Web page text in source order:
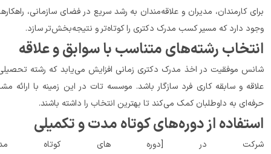
برای کارمندان، مدیران و علاقه‌مندان به رشد سریع در فضای سازمانی، راهکارهایی
که مسیر کسب مدرک دکتری را کوتاه‌تر و نتیجه‌بخش‌تر سازد.
متناسب با سوابق و علاقه
شانس موفقیت در اخذ مدرک دکتری زمانی افزایش می‌یابد که رشته تحصیلی با
علاقه و سابقه کاری فرد سازگار باشد. موسسه تات در این زمینه با ارائه مشاوره
از دوره‌های کوتاه مدت و تکمیلی
در [دوره های کوتاه مدت]